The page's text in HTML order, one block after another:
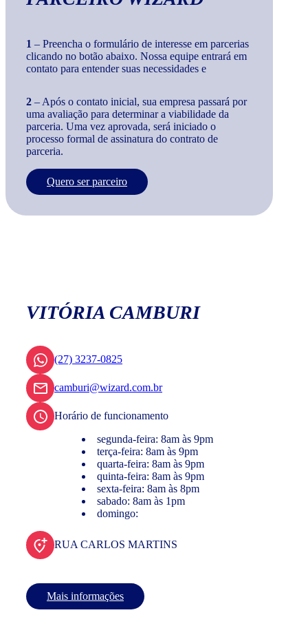
1 – Preencha o formulário de interesse em parcerias
clicando no botão abaixo. Nossa equipe entrará em
contato para entender suas necessidades e
2 – Após o contato inicial, sua empresa passará por
uma avaliação para determinar a viabilidade da
parceria. Uma vez aprovada, será iniciado o
processo formal de assinatura do contrato de
parceria.
Quero ser parceiro
VITÓRIA CAMBURI
(27) 3237-0825
camburi@wizard.com.br
Horário de funcionamento
segunda-feira: 8am às 9pm
terça-feira: 8am às 9pm
quarta-feira: 8am às 9pm
quinta-feira: 8am às 9pm
sexta-feira: 8am às 8pm
sabado: 8am às 1pm
domingo:
RUA CARLOS MARTINS
Mais informações